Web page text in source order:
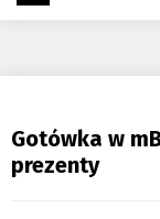
Gotówka w
prezenty